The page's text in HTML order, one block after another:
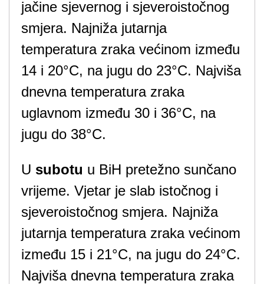
jačine sjevernog i sjeveroistočnog
smjera. Najniža jutarnja
temperatura zraka većinom između
14 i 20°C, na jugu do 23°C. Najviša
dnevna temperatura zraka
uglavnom između 30 i 36°C, na
jugu do 38°C.
U subotu u BiH pretežno sunčano
vrijeme. Vjetar je slab istočnog i
sjeveroistočnog smjera. Najniža
jutarnja temperatura zraka većinom
između 15 i 21°C, na jugu do 24°C.
Najviša dnevna temperatura zraka